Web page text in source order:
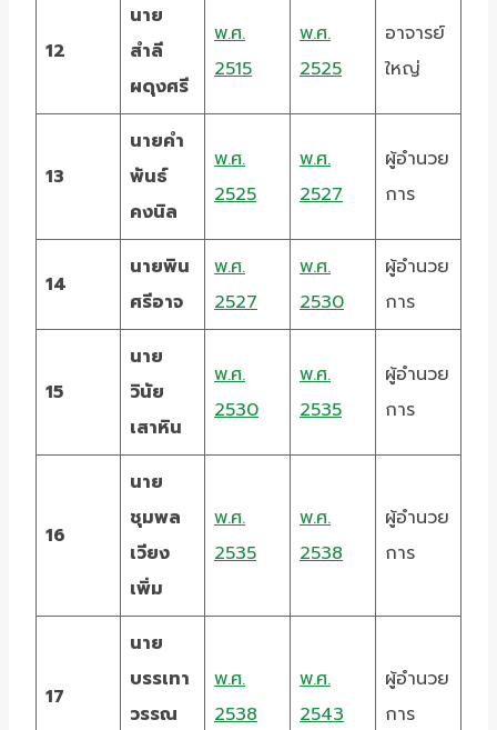
12
นาย
สำลี
ผดุงศรี
พ.ศ.
2515
พ.ศ.
2525
อาจารย์
ใหญ่
13
นายคำ
พันธ์
คงนิล
พ.ศ.
2525
พ.ศ.
2527
ผู้อำนวย
การ
14
นายพิน
ศรีอาจ
พ.ศ.
2527
พ.ศ.
2530
ผู้อำนวย
การ
15
นาย
วินัย
เสาหิน
พ.ศ.
2530
พ.ศ.
2535
ผู้อำนวย
การ
16
นาย
ชุมพล
เวียง
เพิ่ม
พ.ศ.
2535
พ.ศ.
2538
ผู้อำนวย
การ
17
นาย
บรรเทา
วรรณ
พ.ศ.
2538
พ.ศ.
2543
ผู้อำนวย
การ